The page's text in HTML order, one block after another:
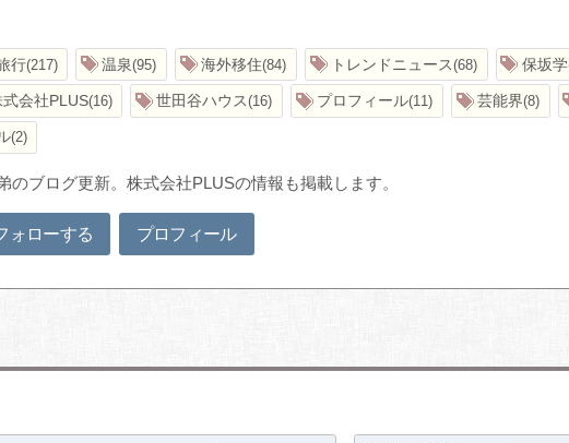
行 217 温泉 95 海外移住 84 トレンドニュース 68 保坂学
式会社PLUS 16 世田谷ハウス 16 プロフィール 11 芸能界 8
2
のブログ更新。株式会社PLUSの情報も掲載します。
ォローする プロフィール